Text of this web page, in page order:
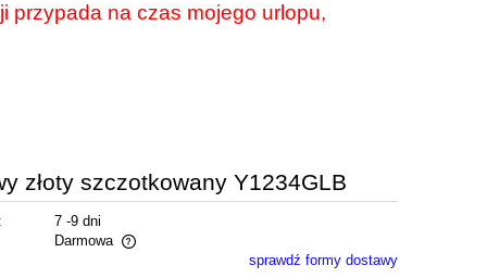
przypada na czas mojego urlopu,
złoty szczotkowany Y1234GLB
7 -9 dni
Darmowa
sprawdź formy dostawy